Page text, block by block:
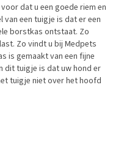
dat u een goede riem en
een tuigje is dat er een
borstkas ontstaat. Zo
Zo vindt u bij Medpets
is gemaakt van een fijne
dit tuigje is dat uw hond er
tuigje niet over het hoofd